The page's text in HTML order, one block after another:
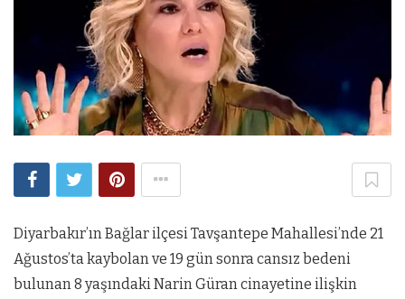
Diyarbakır’ın Bağlar ilçesi Tavşantepe Mahallesi’nde 21
Ağustos’ta kaybolan ve 19 gün sonra cansız bedeni
bulunan 8 yaşındaki Narin Güran cinayetine ilişkin